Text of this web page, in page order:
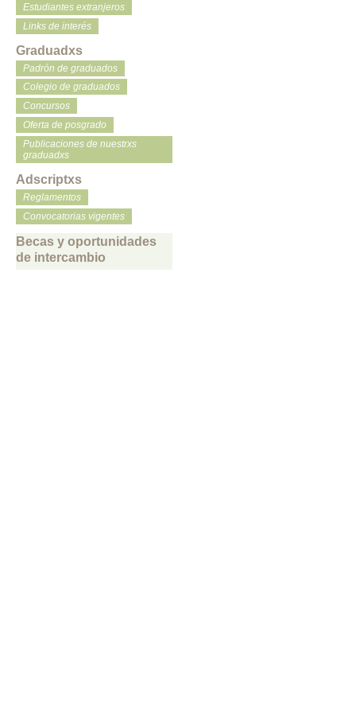
Estudiantes extranjeros
Links de interés
Graduadxs
Padrón de graduados
Colegio de graduados
Concursos
Oferta de posgrado
Publicaciones de nuestrxs
graduadxs
Adscriptxs
Reglamentos
Convocatorias vigentes
Becas y oportunidades
de intercambio